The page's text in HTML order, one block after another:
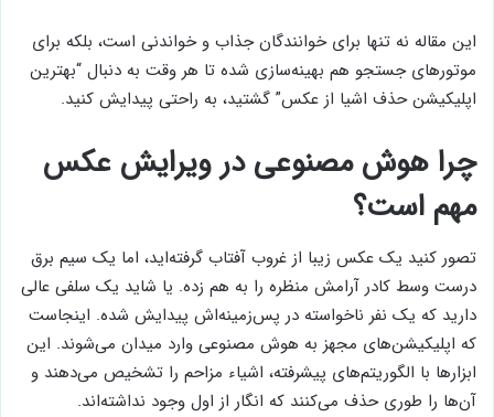
این مقاله نه تنها برای خوانندگان جذاب و خواندنی است، بلکه برای
موتورهای جستجو هم بهینه‌سازی شده تا هر وقت به دنبال “بهترین
اپلیکیشن حذف اشیا از عکس” گشتید، به راحتی پیدایش کنید.
چرا هوش مصنوعی در ویرایش عکس
مهم است؟
تصور کنید یک عکس زیبا از غروب آفتاب گرفته‌اید، اما یک سیم برق
درست وسط کادر آرامش منظره را به هم زده. یا شاید یک سلفی عالی
دارید که یک نفر ناخواسته در پس‌زمینه‌اش پیدایش شده. اینجاست
که اپلیکیشن‌های مجهز به هوش مصنوعی وارد میدان می‌شوند. این
ابزارها با الگوریتم‌های پیشرفته، اشیاء مزاحم را تشخیص می‌دهند و
آن‌ها را طوری حذف می‌کنند که انگار از اول وجود نداشته‌اند.